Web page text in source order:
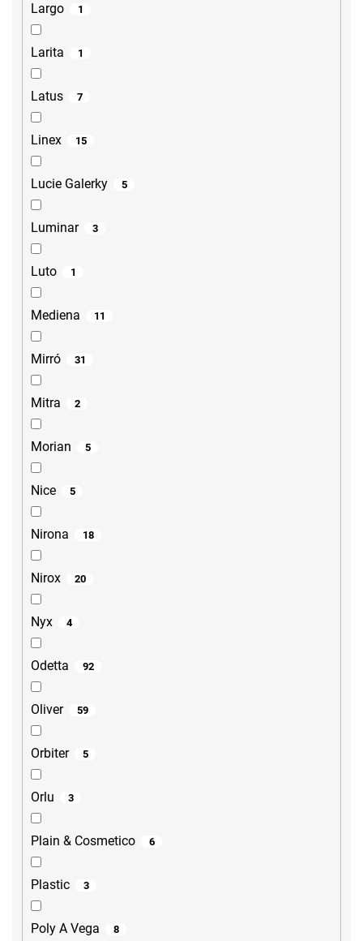
Largo 1
Larita 1
Latus 7
Linex 15
Lucie Galerky 5
Luminar 3
Luto 1
Mediena 11
Mirró 31
Mitra 2
Morian 5
Nice 5
Nirona 18
Nirox 20
Nyx 4
Odetta 92
Oliver 59
Orbiter 5
Orlu 3
Plain & Cosmetico 6
Plastic 3
Poly A Vega 8